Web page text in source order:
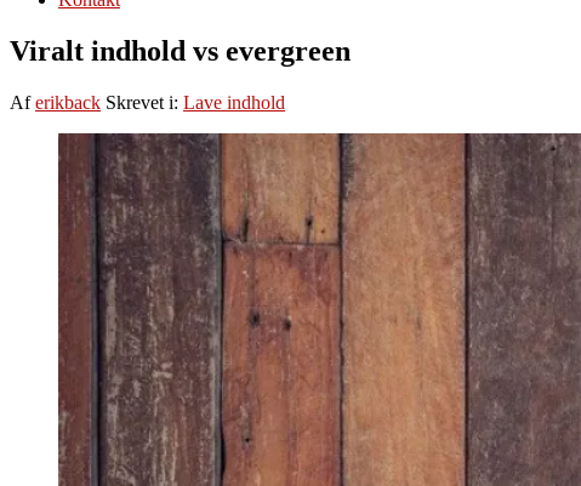
Viralt indhold vs evergreen
Aferikback Skrevet i: Lave indhold